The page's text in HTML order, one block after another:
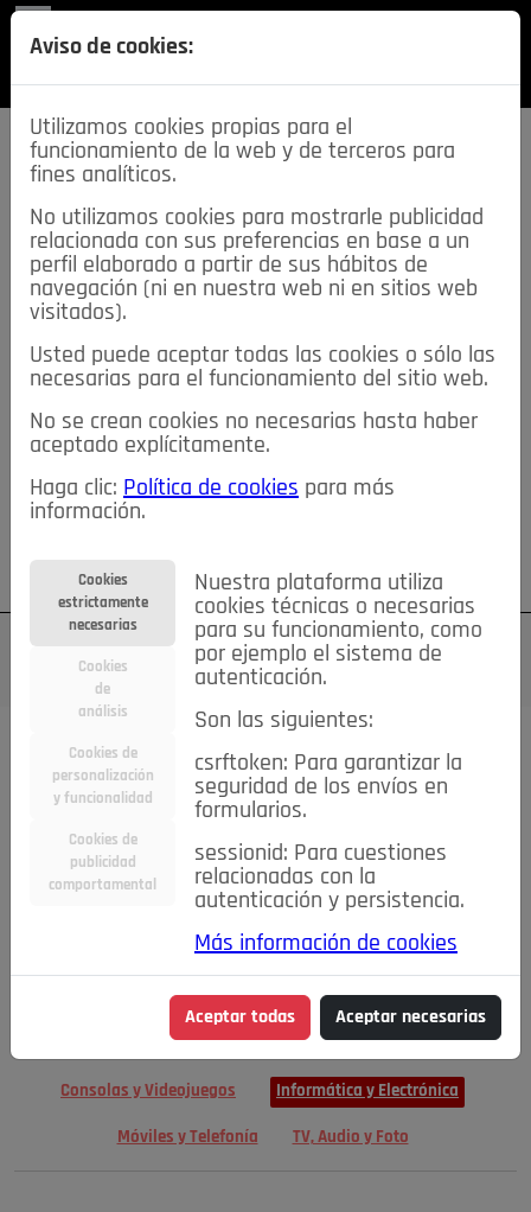
SECCIONES
descarga esta
REVISTA
≡NOTICIAS
NOTICIAS SERVICIOS DE INTERÉS
TABLÓN DE ANUNCIOS MIS ANUNCIOS CONTACTO
NOSOTROS
Su cuenta Regístrese ¿Olvidó su contraseña?
TODAS Deporte Bicicletas Deportes y Ocio
Electrodomésticos
Niños y Bebés Inmobiliaria Construcción y Reformas
Moda Accesorios Ropa Motor
Motor y Accesorios Motos Ocio
Cine, Libros y Música Coleccionismo Otros Otros
Empleo Servicios Tecnología
Consolas y Videojuegos Informática y Electrónica
Móviles y Telefonía TV, Audio y Foto
Aviso de cookies:
Utilizamos cookies propias para el
funcionamiento de la web y de terceros para
fines analíticos.
No utilizamos cookies para mostrarle publicidad
relacionada con sus preferencias en base a un
perfil elaborado a partir de sus hábitos de
navegación (ni en nuestra web ni en sitios web
visitados).
Usted puede aceptar todas las cookies o sólo las
necesarias para el funcionamiento del sitio web.
No se crean cookies no necesarias hasta haber
aceptado explícitamente.
Haga clic: Política de cookies para más
información.
Cookies
estrictamente
necesarias
Cookies
de
análisis
Cookies de
personalización
y funcionalidad
Cookies de
publicidad
comportamental
Nuestra plataforma utiliza
cookies técnicas o necesarias
para su funcionamiento, como
por ejemplo el sistema de
autenticación.
Son las siguientes:
csrftoken: Para garantizar la
seguridad de los envíos en
formularios.
sessionid: Para cuestiones
relacionadas con la
autenticación y persistencia.
Más información de cookies
Aceptar todas Aceptar necesarias